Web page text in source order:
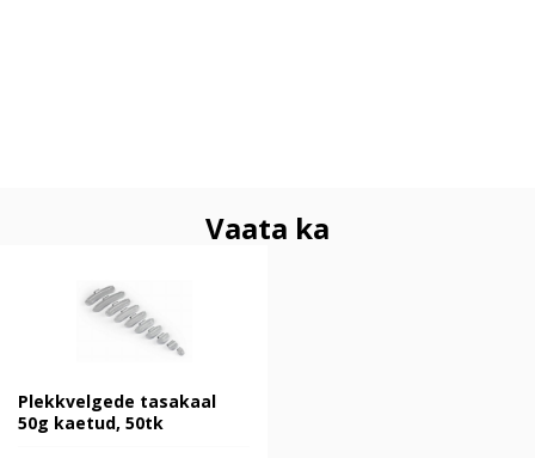
Vaata ka
Plekkvelgede tasakaal
50g kaetud, 50tk